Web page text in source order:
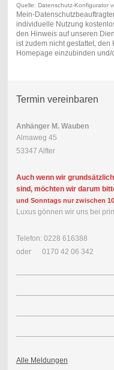
Quelle: Datenschutz-Konfigurator
Mein-
individuelle Nutzung
den Hinweis auf unseren
ist zudem nicht gestattet,
Homepage einzubinden
Termin vereinbaren
Anhänger M. Wauben
Almaweg 45
53347 Alfter
Auch wenn wir
sind, möchten wir darum
und Sonntags nur zwischen
Luxus gönnen wir uns bei
Telefon: 0228 616388
oder 0170 42 06 342
Alle Meldungen